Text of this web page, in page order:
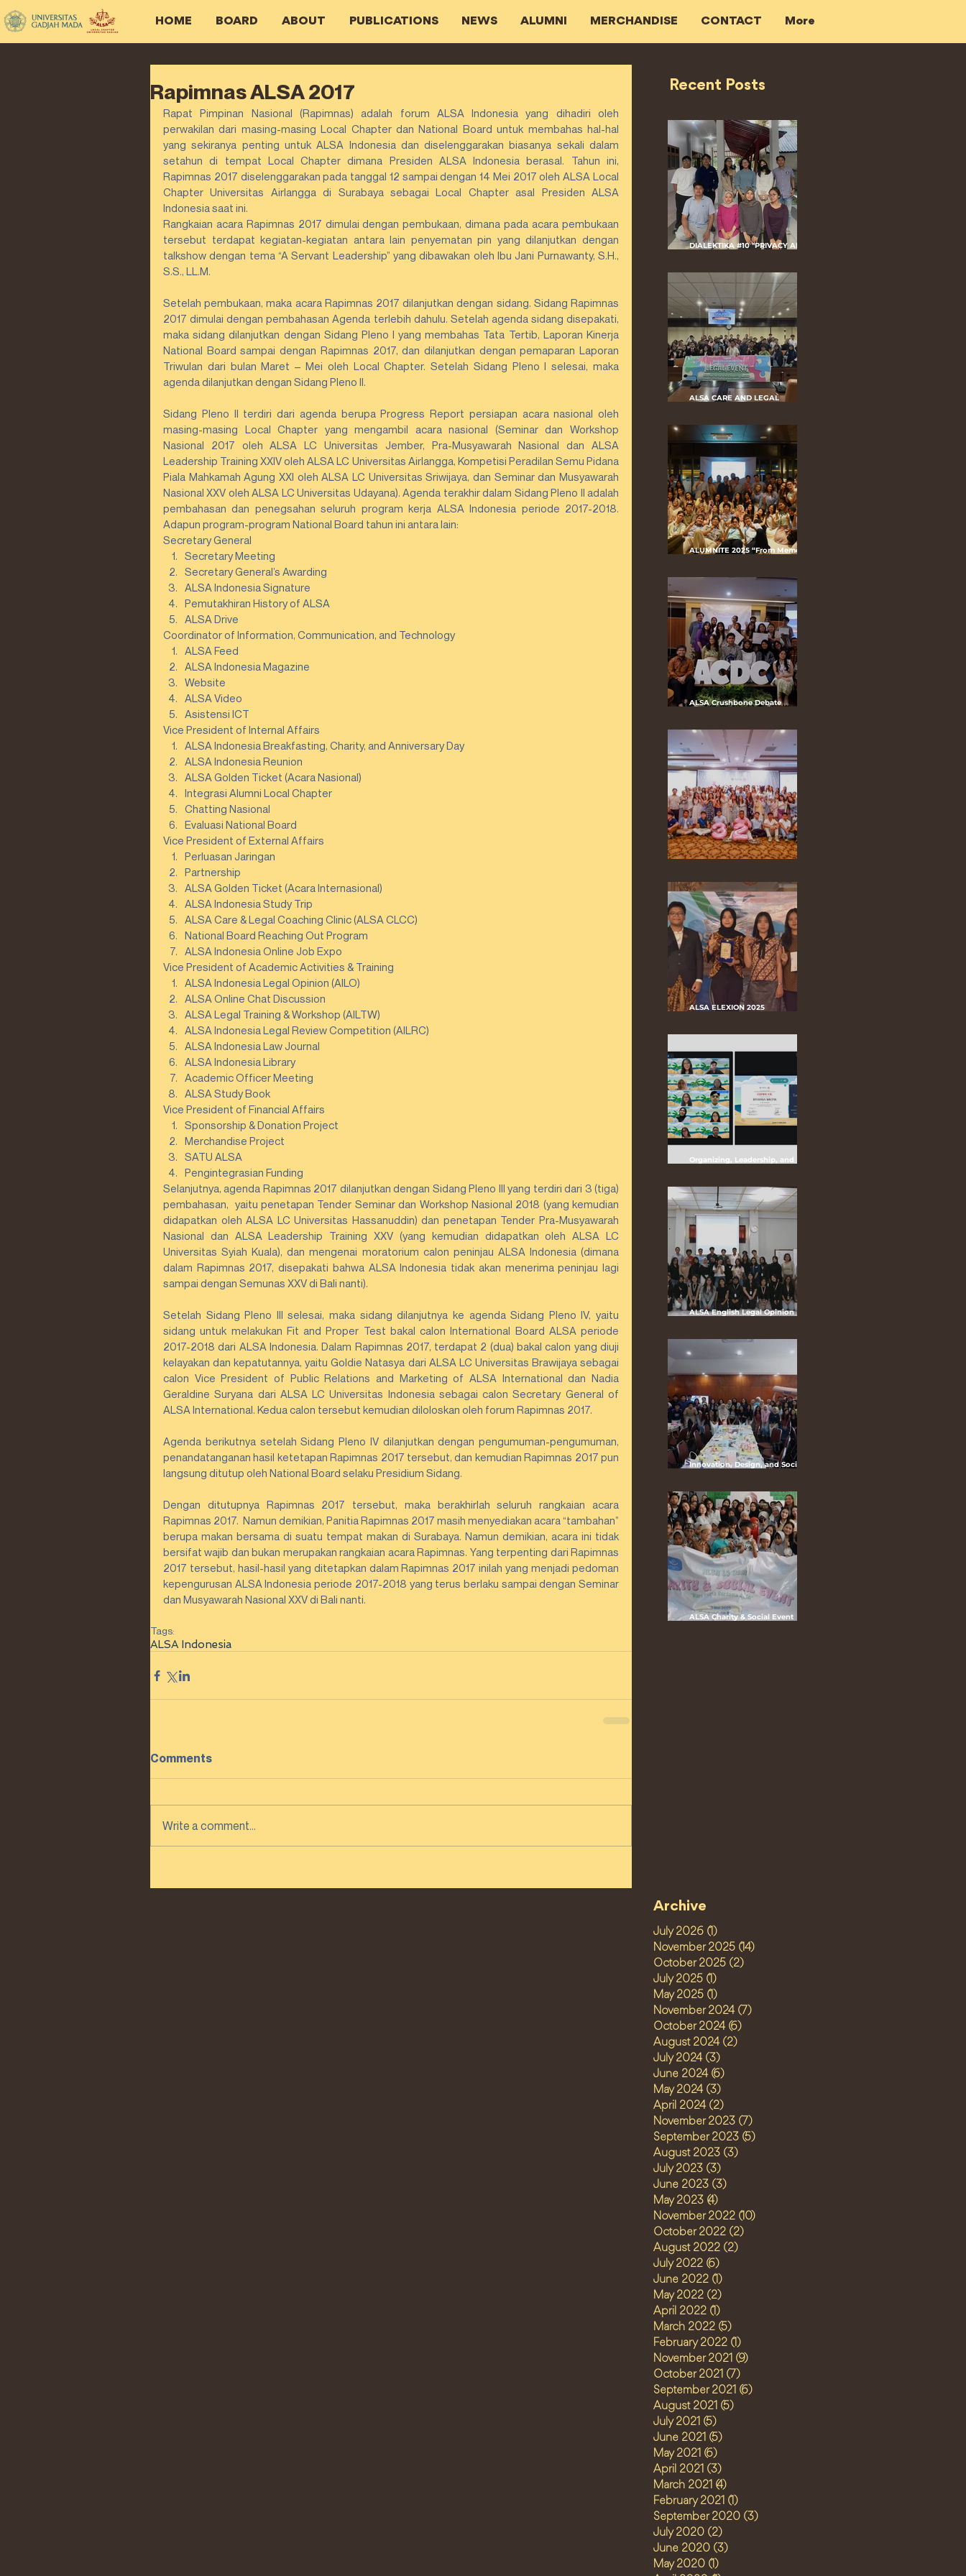
HOME BOARD ABOUT PUBLICATIONS NEWS ALUMNI MERCHANDISE CONTACT More
Rapimnas ALSA 2017
Rapat Pimpinan Nasional (Rapimnas) adalah forum ALSA Indonesia yang dihadiri oleh
perwakilan dari masing-masing Local Chapter dan National Board untuk membahas hal-hal
yang sekiranya penting untuk ALSA Indonesia dan diselenggarakan biasanya sekali dalam
setahun di tempat Local Chapter dimana Presiden ALSA Indonesia berasal. Tahun ini,
Rapimnas 2017 diselenggarakan pada tanggal 12 sampai dengan 14 Mei 2017 oleh ALSA Local
Chapter Universitas Airlangga di Surabaya sebagai Local Chapter asal Presiden ALSA
Indonesia saat ini.
Rangkaian acara Rapimnas 2017 dimulai dengan pembukaan, dimana pada acara pembukaan
tersebut terdapat kegiatan-kegiatan antara lain penyematan pin yang dilanjutkan dengan
talkshow dengan tema “A Servant Leadership” yang dibawakan oleh Ibu Jani Purnawanty, S.H.,
S.S., LL.M.
Setelah pembukaan, maka acara Rapimnas 2017 dilanjutkan dengan sidang. Sidang Rapimnas
2017 dimulai dengan pembahasan Agenda terlebih dahulu. Setelah agenda sidang disepakati,
maka sidang dilanjutkan dengan Sidang Pleno I yang membahas Tata Tertib, Laporan Kinerja
National Board sampai dengan Rapimnas 2017, dan dilanjutkan dengan pemaparan Laporan
Triwulan dari bulan Maret – Mei oleh Local Chapter. Setelah Sidang Pleno I selesai, maka
agenda dilanjutkan dengan Sidang Pleno II.
Sidang Pleno II terdiri dari agenda berupa Progress Report persiapan acara nasional oleh
masing-masing Local Chapter yang mengambil acara nasional (Seminar dan Workshop
Nasional 2017 oleh ALSA LC Universitas Jember, Pra-Musyawarah Nasional dan ALSA
Leadership Training XXIV oleh ALSA LC Universitas Airlangga, Kompetisi Peradilan Semu Pidana
Piala Mahkamah Agung XXI oleh ALSA LC Universitas Sriwijaya, dan Seminar dan Musyawarah
Nasional XXV oleh ALSA LC Universitas Udayana). Agenda terakhir dalam Sidang Pleno II adalah
pembahasan dan penegsahan seluruh program kerja ALSA Indonesia periode 2017-2018.
Adapun program-program National Board tahun ini antara lain:
Secretary General
Secretary Meeting
Secretary General’s Awarding
ALSA Indonesia Signature
Pemutakhiran History of ALSA
ALSA Drive
Coordinator of Information, Communication, and Technology
ALSA Feed
ALSA Indonesia Magazine
Website
ALSA Video
Asistensi ICT
Vice President of Internal Affairs
ALSA Indonesia Breakfasting, Charity, and Anniversary Day
ALSA Indonesia Reunion
ALSA Golden Ticket (Acara Nasional)
Integrasi Alumni Local Chapter
Chatting Nasional
Evaluasi National Board
Vice President of External Affairs
Perluasan Jaringan
Partnership
ALSA Golden Ticket (Acara Internasional)
ALSA Indonesia Study Trip
ALSA Care & Legal Coaching Clinic (ALSA CLCC)
National Board Reaching Out Program
ALSA Indonesia Online Job Expo
Vice President of Academic Activities & Training
ALSA Indonesia Legal Opinion (AILO)
ALSA Online Chat Discussion
ALSA Legal Training & Workshop (AILTW)
ALSA Indonesia Legal Review Competition (AILRC)
ALSA Indonesia Law Journal
ALSA Indonesia Library
Academic Officer Meeting
ALSA Study Book
Vice President of Financial Affairs
Sponsorship & Donation Project
Merchandise Project
SATU ALSA
Pengintegrasian Funding
Selanjutnya, agenda Rapimnas 2017 dilanjutkan dengan Sidang Pleno III yang terdiri dari 3 (tiga)
pembahasan,  yaitu penetapan Tender Seminar dan Workshop Nasional 2018 (yang kemudian
didapatkan oleh ALSA LC Universitas Hassanuddin) dan penetapan Tender Pra-Musyawarah
Nasional dan ALSA Leadership Training XXV (yang kemudian didapatkan oleh ALSA LC
Universitas Syiah Kuala), dan mengenai moratorium calon peninjau ALSA Indonesia (dimana
dalam Rapimnas 2017, disepakati bahwa ALSA Indonesia tidak akan menerima peninjau lagi
sampai dengan Semunas XXV di Bali nanti).
Setelah Sidang Pleno III selesai, maka sidang dilanjutnya ke agenda Sidang Pleno IV, yaitu
sidang untuk melakukan Fit and Proper Test bakal calon International Board ALSA periode
2017-2018 dari ALSA Indonesia. Dalam Rapimnas 2017, terdapat 2 (dua) bakal calon yang diuji
kelayakan dan kepatutannya, yaitu Goldie Natasya dari ALSA LC Universitas Brawijaya sebagai
calon Vice President of Public Relations and Marketing of ALSA International dan Nadia
Geraldine Suryana dari ALSA LC Universitas Indonesia sebagai calon Secretary General of
ALSA International. Kedua calon tersebut kemudian diloloskan oleh forum Rapimnas 2017.
Agenda berikutnya setelah Sidang Pleno IV dilanjutkan dengan pengumuman-pengumuman,
penandatanganan hasil ketetapan Rapimnas 2017 tersebut, dan kemudian Rapimnas 2017 pun
langsung ditutup oleh National Board selaku Presidium Sidang.
Dengan ditutupnya Rapimnas 2017 tersebut, maka berakhirlah seluruh rangkaian acara
Rapimnas 2017.  Namun demikian, Panitia Rapimnas 2017 masih menyediakan acara “tambahan”
berupa makan bersama di suatu tempat makan di Surabaya. Namun demikian, acara ini tidak
bersifat wajib dan bukan merupakan rangkaian acara Rapimnas. Yang terpenting dari Rapimnas
2017 tersebut, hasil-hasil yang ditetapkan dalam Rapimnas 2017 inilah yang menjadi pedoman
kepengurusan ALSA Indonesia periode 2017-2018 yang terus berlaku sampai dengan Seminar
dan Musyawarah Nasional XXV di Bali nanti.
Tags:
ALSA Indonesia
Comments
Write a comment...
Recent Posts
DIALEKTIKA #10 "PRIVACY AND
EVIDENCE"
ALSA CARE AND LEGAL
Protected to Be Healed”
ALUMNITE 2025 “From Memories
ALSA Crushbone Debate
Age of Technology”
ALSA ELEXION 2025
Greenwashing dalam Industri
Organizing, Leadership, and
Unity, Leading Forward with
Unwavering Continuity”
ALSA English Legal Opinion
Legal System:Reconciling
Indigenous Rights and National
Development”
Innovation, Design, and Social
through IDEAS”
ALSA Charity & Social Event
Archive
July 2026 (1)
November 2025 (14)
October 2025 (2)
July 2025 (1)
May 2025 (1)
November 2024 (7)
October 2024 (6)
August 2024 (2)
July 2024 (3)
June 2024 (6)
May 2024 (3)
April 2024 (2)
November 2023 (7)
September 2023 (5)
August 2023 (3)
July 2023 (3)
June 2023 (3)
May 2023 (4)
November 2022 (10)
October 2022 (2)
August 2022 (2)
July 2022 (6)
June 2022 (1)
May 2022 (2)
April 2022 (1)
March 2022 (5)
February 2022 (1)
November 2021 (9)
October 2021 (7)
September 2021 (6)
August 2021 (5)
July 2021 (5)
June 2021 (5)
May 2021 (6)
April 2021 (3)
March 2021 (4)
February 2021 (1)
September 2020 (3)
July 2020 (2)
June 2020 (3)
May 2020 (1)